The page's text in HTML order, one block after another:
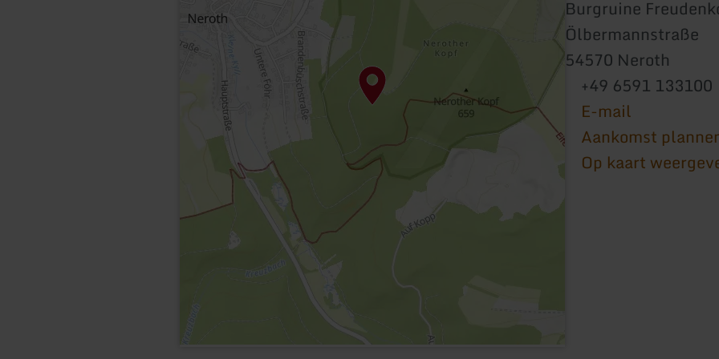
Burgruine
Ölbermannstraße
54570 Neroth
+49 6591 133100
E-mail
Aankomst
Op kaart